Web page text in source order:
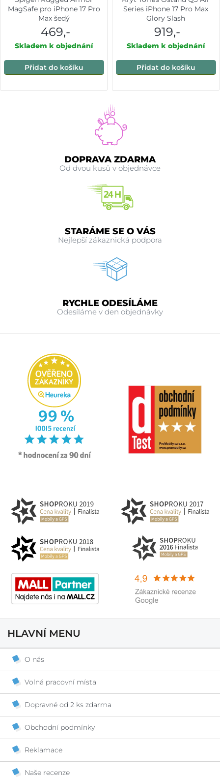
MagSafe pro iPhone 17 Pro
Max šedý
469,-
Skladem k objednání
Přidat do košíku
Series iPhone 17 Pro Max
Glory Slash
919,-
Skladem k objednání
Přidat do košíku
DOPRAVA ZDARMA
Od dvou kusů v objednávce
STARÁME SE O VÁS
Nejlepší zákaznická podpora
RYCHLE ODESÍLÁME
Odesíláme v den objednávky
HLAVNÍ MENU
O nás
Volná pracovní místa
Dopravné od 2 ks zdarma
Obchodní podmínky
Reklamace
Naše recenze